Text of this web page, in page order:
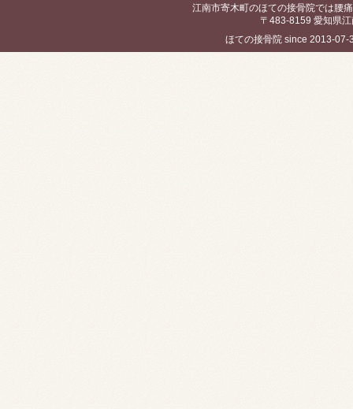
ほての接骨院 since 2013-
江南市寄木町のほての接骨院では腰
〒483-8159 愛知県